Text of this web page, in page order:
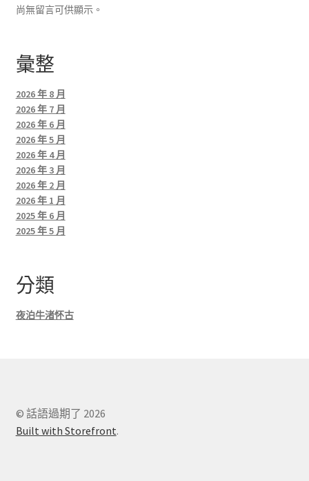
尚無留言可供顯示。
彙整
2026 年 8 月
2026 年 7 月
2026 年 6 月
2026 年 5 月
2026 年 4 月
2026 年 3 月
2026 年 2 月
2026 年 1 月
2025 年 6 月
2025 年 5 月
分類
夜泊牛渚怀古
© 話語過期了 2026
Built with Storefront.